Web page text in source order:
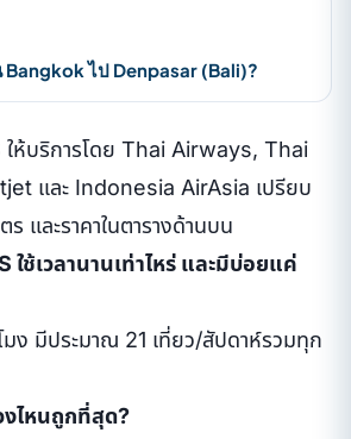
ไป Denpasar (Bali)?
ให้บริการโดย Thai Airways, Thai
และ Indonesia AirAsia เปรียบ
และราคาในตารางด้านบน
ใช้เวลานานเท่าไหร่ และมีบ่อยแค่
มง มีประมาณ 21 เที่ยว/สัปดาห์รวมทุก
งไหนถูกที่สุด?